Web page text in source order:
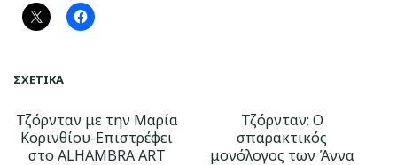
ΣΧΕΤΙΚΆ
Τζόρνταν με την Μαρία
Κορινθίου-Επιστρέφει
στο ALHAMBRA ART
Τζόρνταν: Ο
σπαρακτικός
μονόλογος των Άννα